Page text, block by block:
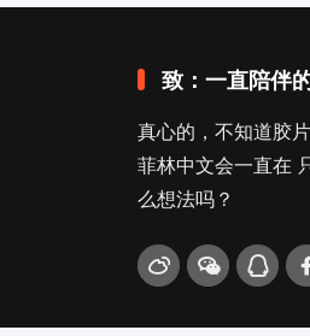
致：一直陪伴
真心的，不知道胶
菲林中文会一直在
么想法吗？